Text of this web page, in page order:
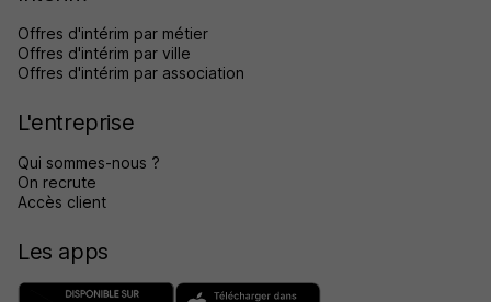
Offres d'intérim par métier
Offres d'intérim par ville
Offres d'intérim par association
L'entreprise
Qui sommes-nous ?
On recrute
Accès client
Les apps